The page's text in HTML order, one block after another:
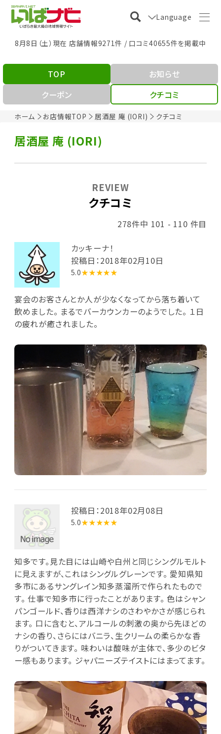
Language
8月8日（土）現在 店舗情報9271件 / 口コミ40655件を掲載中
ホーム お店情報TOP 居酒屋 庵 (IORI) クチコミ
TOP
お知らせ
クーポン
クチコミ
居酒屋 庵 (IORI)
クチコミ
REVIEW
278件中 101 - 110 件目
カッキーナ！
投稿日：2018年02月10日
5.0★★★★★
宴会のお客さんとか人が少なくなってから落ち着いて
飲めました。 まるでバーカウンカーのようでした。 １日
の疲れが癒されました。
投稿日：2018年02月08日
5.0★★★★★
知多です。見た目には山崎や白州と同じシングルモルト
に見えますが、これはシングルグレーンです。 愛知県知
多市にあるサングレイン知多蒸溜所で作られたもので
す。 仕事で知多市に行ったことがあります。 色はシャン
パンゴールド、香りは西洋ナシのさわやかさが感じられ
ます。 口に含むと、アルコールの刺激の奥から先ほどの
ナシの香り、さらにはバニラ、生クリームの柔らかな香
りがついてきます。 味わいは酸味が主体で、多少のビタ
ー感もあります。 ジャパニーズテイストにはまってます。